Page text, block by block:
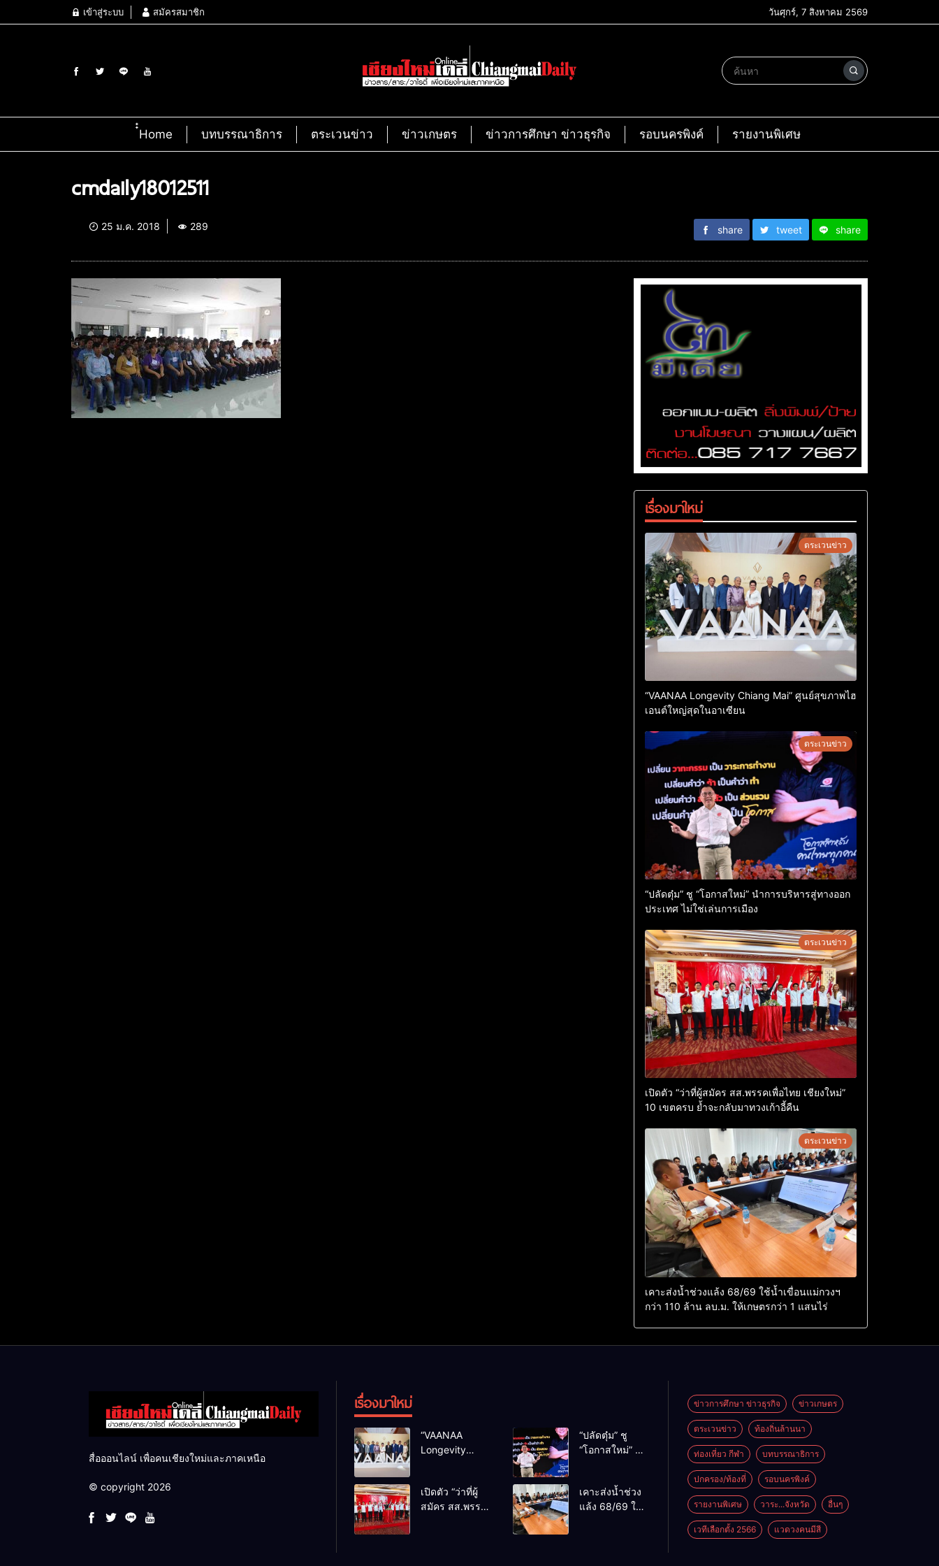
เข้าสู่ระบบ สมัครสมาชิก วันศุกร์, 7 สิงหาคม 2569
๋๋Home บทบรรณาธิการ ตระเวนข่าว ข่าวเกษตร ข่าวการศึกษา ข่าวธุรกิจ รอบนครพิงค์ รายงานพิเศษ
cmdaily18012511
25 ม.ค. 2018 289 share tweet share
เรื่องมาใหม่
ตระเวนข่าว
“VAANAA Longevity Chiang Mai” ศูนย์สุขภาพไฮ
เอนต์ใหญ่สุดในอาเซียน
ตระเวนข่าว
“ปลัดตุ๋ม” ชู “โอกาสใหม่” นำการบริหารสู่ทางออก
ประเทศ ไม่ใช่เล่นการเมือง
ตระเวนข่าว
เปิดตัว “ว่าที่ผู้สมัคร สส.พรรคเพื่อไทย เชียงใหม่”
10 เขตครบ ย้ำจะกลับมาทวงเก้าอี้คืน
ตระเวนข่าว
เคาะส่งน้ำช่วงแล้ง 68/69 ใช้น้ำเขื่อนแม่กวงฯ
กว่า 110 ล้าน ลบ.ม. ให้เกษตรกว่า 1 แสนไร่
สื่อออนไลน์ เพื่อคนเชียงใหม่และภาคเหนือ
© copyright 2026
เรื่องมาใหม่
“VAANAA
Longevity
เอนต์ใหญ่สุดใน
อาเซียน
“ปลัดตุ๋ม” ชู
“โอกาสใหม่” นำ
ไม่ใช่เล่น
การเมือง
เปิดตัว “ว่าที่ผู้
สมัคร สส.พรรค
เคาะส่งน้ำช่วง
แล้ง 68/69 ใช้
ข่าวการศึกษา ข่าวธุรกิจ ข่าวเกษตร
ตระเวนข่าว ท้องถิ่นล้านนา
ท่องเที่ยว กีฬา บทบรรณาธิการ
ปกครอง/ท้องที่ รอบนครพิงค์
รายงานพิเศษ วาระ...จังหวัด อื่นๆ
เวทีเลือกตั้ง 2566 แวดวงคนมีสี